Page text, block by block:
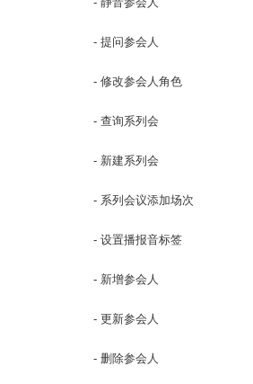
- 提问参会人
- 修改参会人角色
- 查询系列会
- 新建系列会
- 系列会议添加场次
- 设置播报音标签
- 新增参会人
- 更新参会人
- 删除参会人